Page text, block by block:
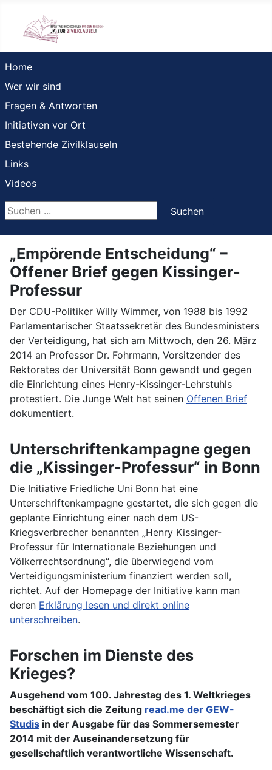
Home
Wer wir sind
Fragen & Antworten
Initiativen vor Ort
Bestehende Zivilklauseln
Links
Videos
Suchen ...
Suchen
„Empörende Entscheidung“ –
Offener Brief gegen Kissinger-
Professur
Der CDU-Politiker Willy Wimmer, von 1988 bis 1992
Parlamentarischer Staatssekretär des Bundesministers
der Verteidigung, hat sich am Mittwoch, den 26. März
2014 an Professor Dr. Fohrmann, Vorsitzender des
Rektorates der Universität Bonn gewandt und gegen
die Einrichtung eines Henry-Kissinger-Lehrstuhls
protestiert. Die Junge Welt hat seinen Offenen Brief
dokumentiert.
Unterschriftenkampagne gegen
die „Kissinger-Professur“ in Bonn
Die Initiative Friedliche Uni Bonn hat eine
Unterschriftenkampagne gestartet, die sich gegen die
geplante Einrichtung einer nach dem US-
Kriegsverbrecher benannten „Henry Kissinger-
Professur für Internationale Beziehungen und
Völkerrechtsordnung“, die überwiegend vom
Verteidigungsministerium finanziert werden soll,
richtet. Auf der Homepage der Initiative kann man
deren Erklärung lesen und direkt online
unterschreiben.
Forschen im Dienste des
Krieges?
Ausgehend vom 100. Jahrestag des 1. Weltkrieges
beschäftigt sich die Zeitung read.me der GEW-
Studis in der Ausgabe für das Sommersemester
2014 mit der Auseinandersetzung für
gesellschaftlich verantwortliche Wissenschaft.